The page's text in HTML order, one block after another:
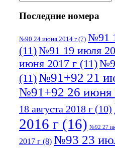
Последние номера
№90 24 июня 2014 г (7) №91
(11)№91 19 июля
июня 2017 г (11)
(11)№91+92 21
№91+92 26 июня
18 августа 2018 г (10)
2016 г (16) №92 27
2017 г (8) №93 23